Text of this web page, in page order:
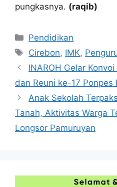
pungkasnya. (raqib)
Kategori
Pendidikan
Tag
Cirebon, IMK,
INAROH Gelar
dan Reuni ke-17 Ponpes
Anak Sekolah
Tanah, Aktivitas Warga
Longsor Pamuruyan